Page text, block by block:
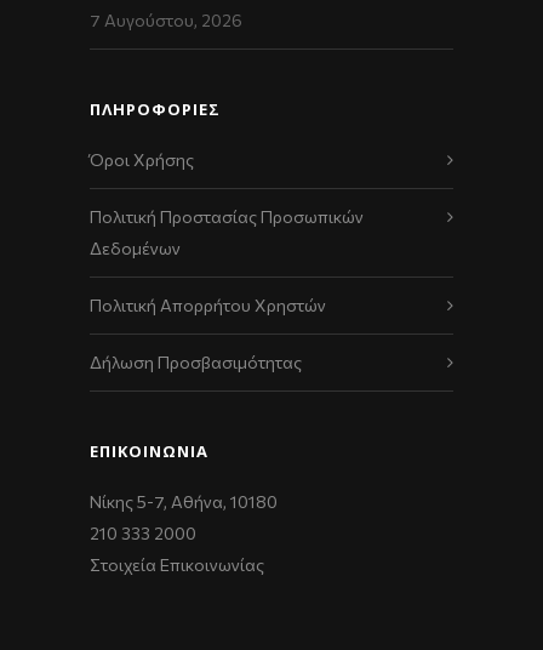
7 Αυγούστου, 2026
ΠΛΗΡΟΦΟΡΙΕΣ
Όροι Χρήσης
Πολιτική Προστασίας Προσωπικών
Δεδομένων
Πολιτική Απορρήτου Χρηστών
Δήλωση Προσβασιμότητας
ΕΠΙΚΟΙΝΩΝΊΑ
Νίκης 5-7, Αθήνα, 10180
210 333 2000
Στοιχεία Επικοινωνίας